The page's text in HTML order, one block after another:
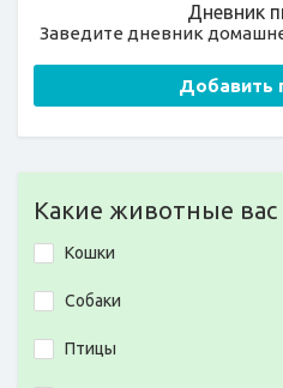
Дневник
Заведите дневник
Добавить
Какие животные вас
Кошки
Собаки
Птицы